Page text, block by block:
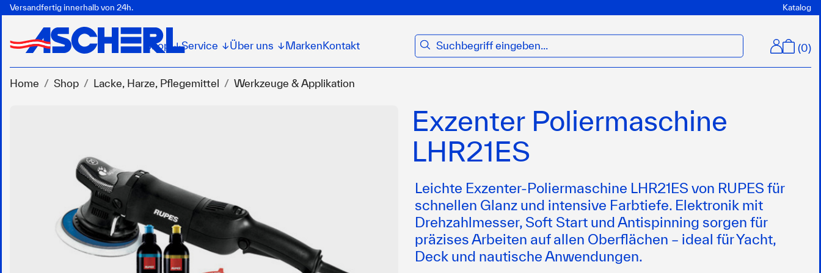
Versandfertig innerhalb von 24h. Katalog
Shop ↓Service ↓Über uns ↓ Marken Kontakt suchen (0)
Home Shop Lacke, Harze, Pflegemittel Werkzeuge & Applikation
Exzenter Poliermaschine
LHR21ES
Leichte Exzenter-Poliermaschine LHR21ES von RUPES für
schnellen Glanz und intensive Farbtiefe. Elektronik mit
Drehzahlmesser, Soft Start und Antispinning sorgen für
präzises Arbeiten auf allen Oberflächen – ideal für Yacht,
Deck und nautische Anwendungen.